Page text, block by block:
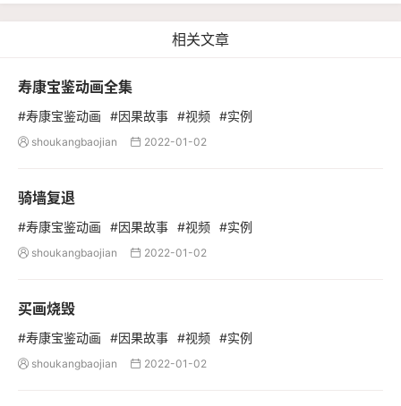
相关文章
寿康宝鉴动画全集
#寿康宝鉴动画 #因果故事 #视频 #实例
 shoukangbaojian  2022-01-02
骑墙复退
#寿康宝鉴动画 #因果故事 #视频 #实例
 shoukangbaojian  2022-01-02
买画烧毁
#寿康宝鉴动画 #因果故事 #视频 #实例
 shoukangbaojian  2022-01-02